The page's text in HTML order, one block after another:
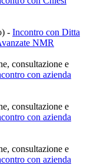
- Incontro con Ditta
NMR
consultazione e
con azienda
consultazione e
con azienda
consultazione e
con azienda